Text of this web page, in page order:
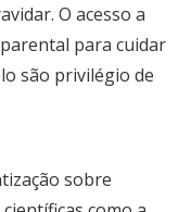
O acesso a
para cuidar
são privilégio de
sobre